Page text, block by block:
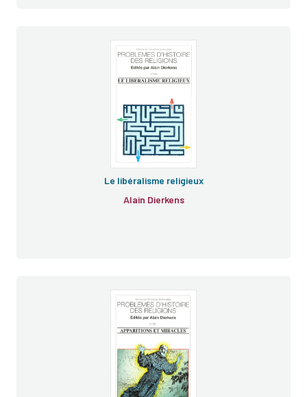
Le libéralisme religieux
Alain Dierkens